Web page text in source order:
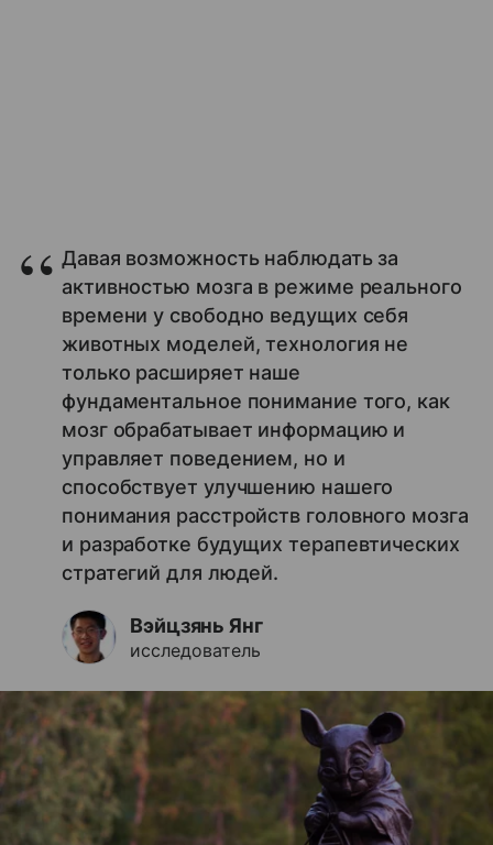
Давая возможность наблюдать за
активностью мозга в режиме реального
времени у свободно ведущих себя
животных моделей, технология не
только расширяет наше
фундаментальное понимание того, как
мозг обрабатывает информацию и
управляет поведением, но и
способствует улучшению нашего
понимания расстройств головного мозга
и разработке будущих терапевтических
стратегий для людей.
Вэйцзянь Янг
исследователь